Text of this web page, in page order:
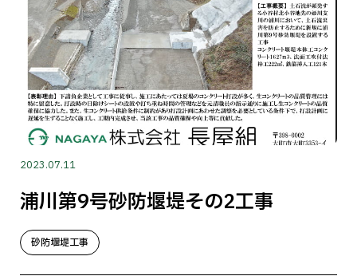
2023.07.11
浦川第9号砂防堰堤その2工事
砂防堰堤工事